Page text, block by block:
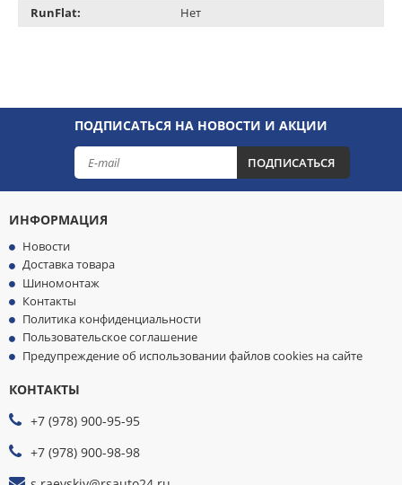
RunFlat:
Нет
ПОДПИСАТЬСЯ НА НОВОСТИ И АКЦИИ
ПОДПИСАТЬСЯ
ИНФОРМАЦИЯ
Новости
Доставка товара
Шиномонтаж
Контакты
Политика конфиденциальности
Пользовательское соглашение
Предупреждение об использовании файлов cookies на сайте
КОНТАКТЫ
+7 (978) 900-95-95
+7 (978) 900-98-98